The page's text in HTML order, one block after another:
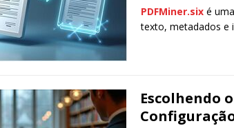
PDFMiner.sixé
texto, metadados e
Escolhendo